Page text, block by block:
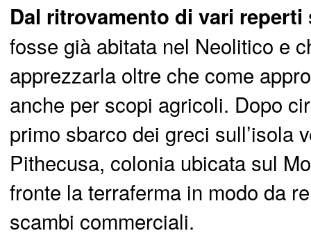
Dal ritrovamento di vari reperti
fosse già abitata nel Neolitico e
apprezzarla oltre che come
anche per scopi agricoli. Dopo
primo sbarco dei greci sull’isola
Pithecusa, colonia ubicata sul
fronte la terraferma in modo da
scambi commerciali.